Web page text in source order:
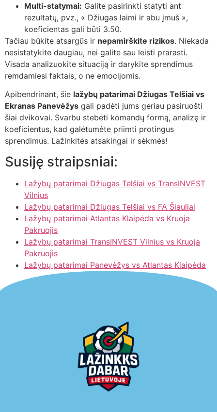
Multi-statymai: Galite pasirinkti statyti ant
rezultatų, pvz., « Džiugas laimi ir abu įmuš »,
koeficientas gali būti 3.50.
Tačiau būkite atsargūs ir nepamirškite rizikos. Niekada
nesistatykite daugiau, nei galite sau leisti prarasti.
Visada analizuokite situaciją ir darykite sprendimus
remdamiesi faktais, o ne emocijomis.
Apibendrinant, šie lažybų patarimai Džiugas Telšiai vs
Ekranas Panevėžys gali padėti jums geriau pasiruošti
šiai dvikovai. Svarbu stebėti komandų formą, analizę ir
koeficientus, kad galėtumėte priimti protingus
sprendimus. Lažinkitės atsakingai ir sėkmės!
Susiję straipsniai:
Lažybų patarimai Džiugas Telšiai vs TransINVEST
Vilnius
Lažybų patarimai Džiugas Telšiai vs FA Šiauliai
Lažybų patarimai Atlantas Klaipėda vs Kruoja
Pakruojis
Lažybų patarimai TransINVEST Vilnius vs Kruoja
Pakruojis
Lažybų patarimai Panevėžys vs Atlantas Klaipėda